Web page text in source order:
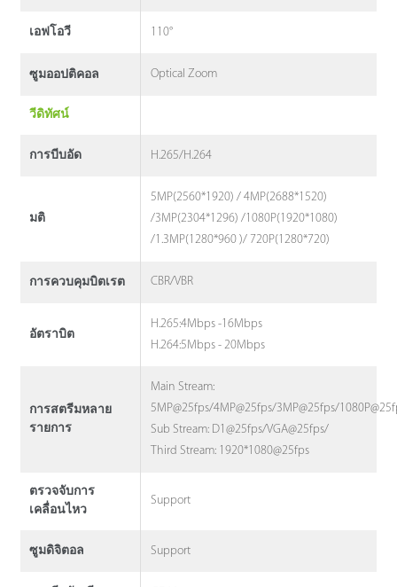
เอฟโอวี 110°
ซูมออปติคอล Optical Zoom
วีดิทัศน์
การบีบอัด H.265/H.264
มติ
5MP(2560*1920) / 4MP(2688*1520)
/3MP(2304*1296) /1080P(1920*1080)
/1.3MP(1280*960 )/ 720P(1280*720)
การควบคุมบิตเรต CBR/VBR
อัตราบิต
H.265:4Mbps -16Mbps
H.264:5Mbps - 20Mbps
การสตรีมหลาย
รายการ
Main Stream:
5MP@25fps/4MP@25fps/3MP@25fps/
Sub Stream: D1@25fps/VGA@25fps/
Third Stream: 1920*1080@25fps
ตรวจจับการ
เคลื่อนไหว
Support
ซูมดิจิตอล Support